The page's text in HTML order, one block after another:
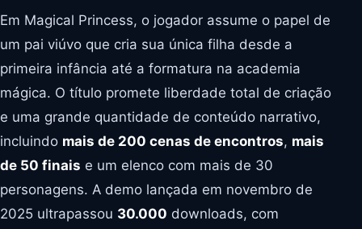
Em Magical Princess, o jogador assume o papel de
um pai viúvo que cria sua única filha desde a
primeira infância até a formatura na academia
mágica. O título promete liberdade total de criação
e uma grande quantidade de conteúdo narrativo,
incluindo mais de 200 cenas de encontros, mais
de 50 finais e um elenco com mais de 30
personagens. A demo lançada em novembro de
2025 ultrapassou 30.000 downloads, com